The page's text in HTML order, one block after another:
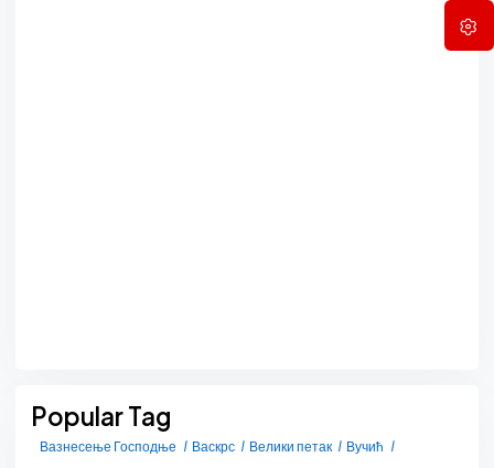
Popular Tag
Вазнесење Господње Васкрс Велики петак
Вучић